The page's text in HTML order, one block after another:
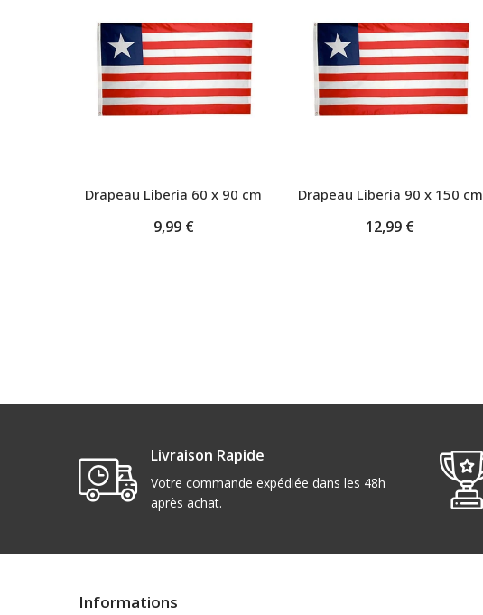
Drapeau Liberia 60 x 90 cm
9,99 €
Drapeau Liberia 90 x 150 cm
12,99 €
Livraison Rapide
Votre commande expédiée dans les 48h
après achat.
Informations